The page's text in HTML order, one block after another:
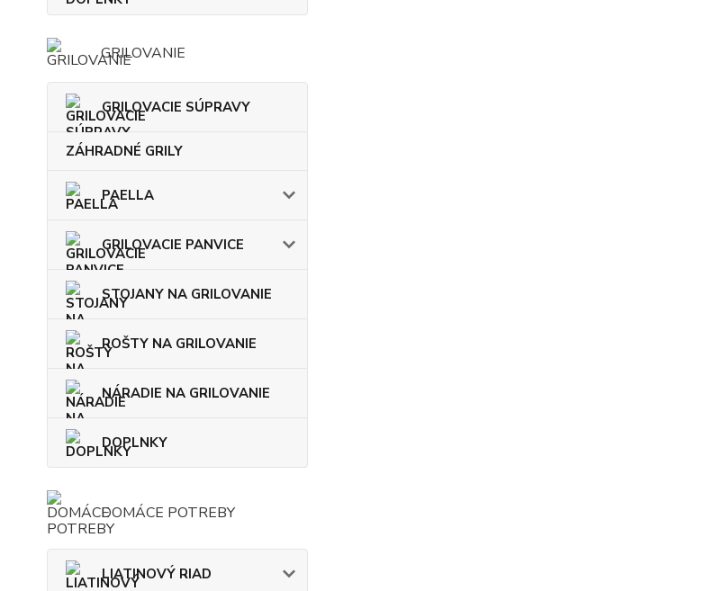
GRILOVANIE
GRILOVACIE SÚPRAVY
ZÁHRADNÉ GRILY
PAELLA
GRILOVACIE PANVICE
STOJANY NA GRILOVANIE
ROŠTY NA GRILOVANIE
NÁRADIE NA GRILOVANIE
DOPLNKY
DOMÁCE POTREBY
LIATINOVÝ RIAD